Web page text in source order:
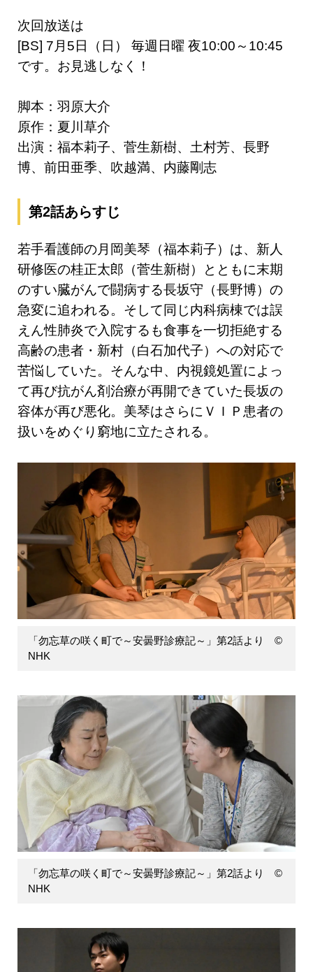
次回放送は
[BS] 7月5日（日） 毎週日曜 夜10:00～10:45
です。お見逃しなく！
脚本：羽原大介
原作：夏川草介
出演：福本莉子、菅生新樹、土村芳、長野
博、前田亜季、吹越満、内藤剛志
第2話あらすじ
若手看護師の月岡美琴（福本莉子）は、新人
研修医の桂正太郎（菅生新樹）とともに末期
のすい臓がんで闘病する長坂守（長野博）の
急変に追われる。そして同じ内科病棟では誤
えん性肺炎で入院するも食事を一切拒絶する
高齢の患者・新村（白石加代子）への対応で
苦悩していた。そんな中、内視鏡処置によっ
て再び抗がん剤治療が再開できていた長坂の
容体が再び悪化。美琴はさらにＶＩＰ患者の
扱いをめぐり窮地に立たされる。
「勿忘草の咲く町で～安曇野診療記～」第2話より ©
NHK
「勿忘草の咲く町で～安曇野診療記～」第2話より ©
NHK